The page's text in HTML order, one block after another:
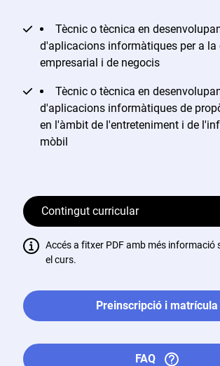
Tècnic o tècnica en
d'aplicacions informàtiques per a la
empresarial i de negocis
Tècnic o tècnica en
d'aplicacions informàtiques de
en l'àmbit de l'entreteniment i de
mòbil
Contingut curricular
Accés a fitxer PDF amb més informació
el curs.
Preinscripció i matrícula
FAQ